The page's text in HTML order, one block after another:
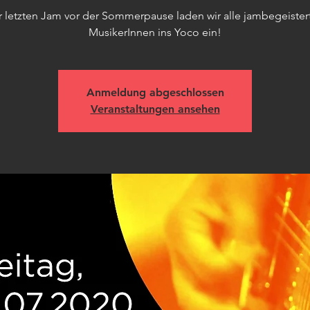
letzten Jam vor der Sommerpause laden wir alle
MusikerInnen ins Yoco ein!
Anmeldung abgeschlossen
Veranstaltungen ansehen